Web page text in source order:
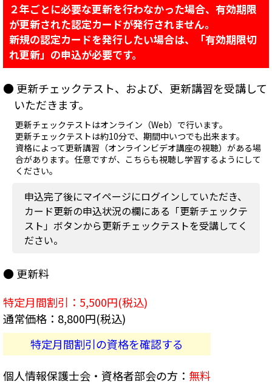
２年ごとに必要な更新を行わなかった場合、有効期限
が更新された認定カードが発行されません。
新規の認定カードを発行したい場合は、「有効期限切
れ更新」の申込が必要です。
● 更新チェックテスト、および、更新講習を受講して
いただきます。
更新チェックテストはオンライン（Web）で行います。
更新チェックテストは約10分で、期間中いつでも出来ます。
資格によって更新講習（オンラインビデオ講座の視聴）がある場
合があります。任意ですが、こちらも視聴し学習するようにして
ください。
申込完了後にマイページにログインしていただき、
カード更新の申込状況の欄にある「更新チェックテ
スト」ボタンから更新チェックテストを受講してく
ださい。
● 更新料
特定月間割引：5,500円(税込)
通常価格：8,800円(税込)
特定月間割引の資格を確認する
個人情報保護士会・資格者部会の方： 無料